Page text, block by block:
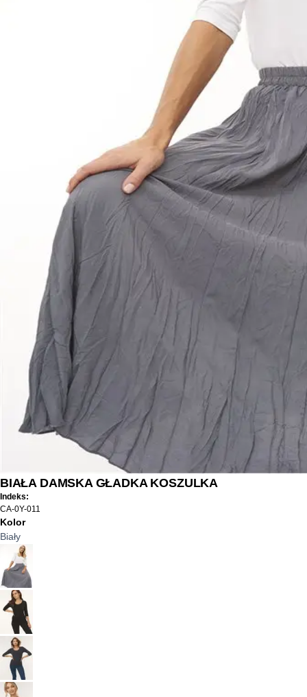
BIAŁA DAMSKA GŁADKA KOSZULKA
Indeks:
CA-0Y-011
Kolor
Biały